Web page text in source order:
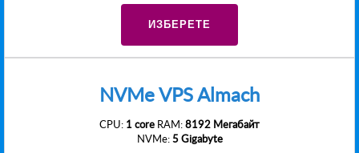
ИЗБЕРЕТЕ
NVMe VPS Almach
CPU: 1 core RAM:8192 Мегабайт
NVMe:5 Gigabyte